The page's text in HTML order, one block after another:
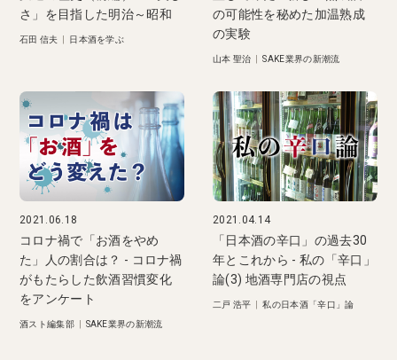
さ」を目指した明治～昭和
石田 信夫 日本酒を学ぶ
の可能性を秘めた加温熟成
の実験
山本 聖治 |SAKE業界の新潮流
2021.06.18
コロナ禍で「お酒をやめ
た」人の割合は？ - コロナ禍
がもたらした飲酒習慣変化
をアンケート
酒スト編集部| SAKE業界の新潮流
2021.04.14
「日本酒の辛口」の過去30
年とこれから - 私の「辛口」
論(3) 地酒専門店の視点
二戸 浩平 |私の日本酒「辛口」論